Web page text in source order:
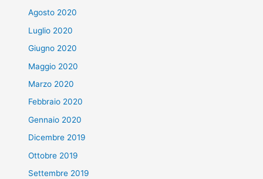
Agosto 2020
Luglio 2020
Giugno 2020
Maggio 2020
Marzo 2020
Febbraio 2020
Gennaio 2020
Dicembre 2019
Ottobre 2019
Settembre 2019